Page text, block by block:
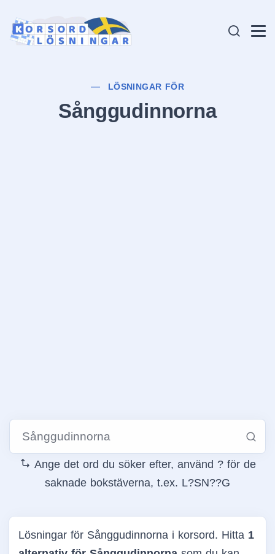
LÖSNINGAR FÖR
Sånggudinnorna
Ange det ord du söker efter, använd ? för de
saknade bokstäverna, t.ex. L?SN??G
Lösningar för Sånggudinnorna i korsord. Hitta 1